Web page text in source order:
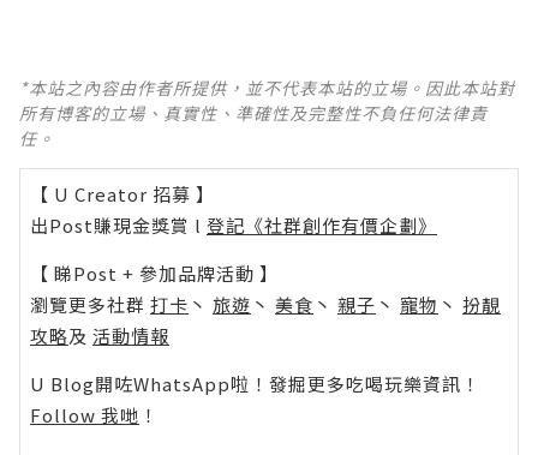
*本站之內容由作者所提供，並不代表本站的立場。因此本站對
所有博客的立場、真實性、準確性及完整性不負任何法律責
任。
【 U Creator 招募 】
出Post賺現金獎賞 l 登記《社群創作有價企劃》
【 睇Post + 參加品牌活動 】
瀏覽更多社群 打卡 丶 旅遊 丶 美食 丶 親子 丶 寵物 丶 扮靚
攻略及 活動情報
U Blog開咗WhatsApp啦！發掘更多吃喝玩樂資訊！
Follow 我哋 ！